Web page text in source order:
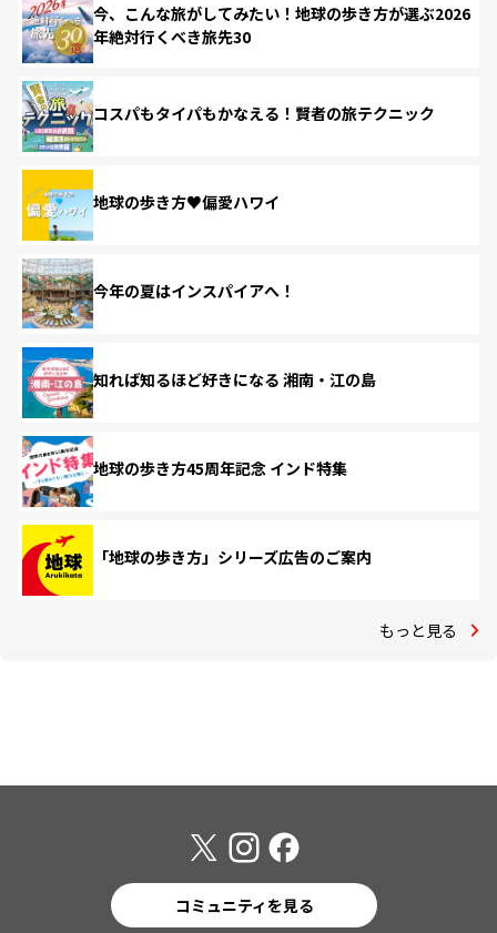
今、こんな旅がしてみたい！地球の歩き方が選ぶ2026
年絶対行くべき旅先30
コスパもタイパもかなえる！賢者の旅テクニック
地球の歩き方♥偏愛ハワイ
今年の夏はインスパイアへ！
知れば知るほど好きになる 湘南・江の島
地球の歩き方45周年記念 インド特集
「地球の歩き方」シリーズ広告のご案内
もっと見る
コミュニティを見る